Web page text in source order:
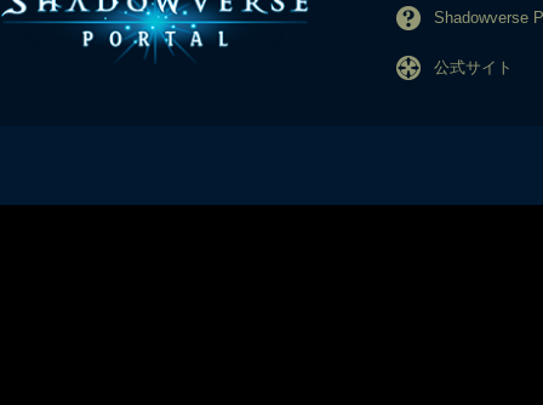
Shadowverse
公式サイト